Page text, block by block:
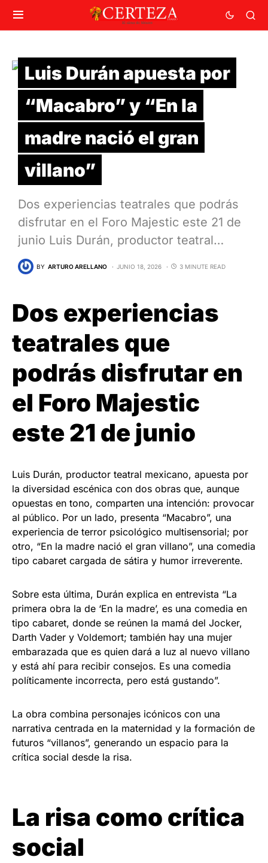
Luis Durán apuesta por
“Macabro” y “En la
madre nació el gran
villano”
Dos experiencias teatrales que podrás
disfrutar en el Foro Majestic este 21 de
junio Luis Durán, productor teatral…
BY ARTURO ARELLANO JUNIO 18, 2026 3 MINUTE READ
Dos experiencias
teatrales que
podrás disfrutar en
el Foro Majestic
este 21 de junio
Luis Durán, productor teatral mexicano, apuesta por
la diversidad escénica con dos obras que, aunque
opuestas en tono, comparten una intención: provocar
al público. Por un lado, presenta “Macabro”, una
experiencia de terror psicológico multisensorial; por
otro, “En la madre nació el gran villano”, una comedia
tipo cabaret cargada de sátira y humor irreverente.
Sobre esta última, Durán explica en entrevista “La
primera obra la de ‘En la madre’, es una comedia en
tipo cabaret, donde se reúnen la mamá del Jocker,
Darth Vader y Voldemort; también hay una mujer
embarazada que es quien dará a luz al nuevo villano
y está ahí para recibir consejos. Es una comedia
políticamente incorrecta, pero está gustando”.
La obra combina personajes icónicos con una
narrativa centrada en la maternidad y la formación de
futuros “villanos”, generando un espacio para la
crítica social desde la risa.
La risa como crítica
social